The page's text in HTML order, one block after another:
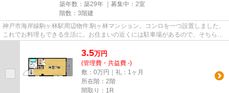
築年数：築29年 ｜募集中： 2室
階数：3階建
神戸市海岸線駒ヶ林駅周辺物件:駒ヶ林マンション。コンロを一つ設置しました、
これでお料理もできる生活に。お住まいの近くには駐車場があるので、そちらを
3.5万円
(管理費・共益費 -)
敷：0万円｜礼：1ヶ月
所在階：2階
間取り：1R